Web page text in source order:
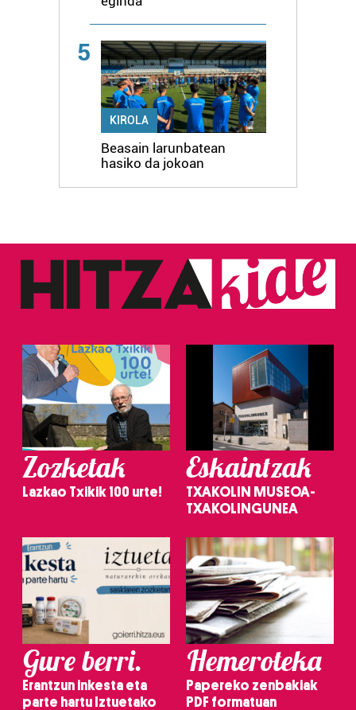
5
KIROLA
Beasain larunbatean
hasiko da jokoan
Zozketak
Lazkao Txikik 100 urte!
Eskaintzak
TXAKOLIN MUSEOA-
TXAKOLINGUNEA
Gure berri.
Erantzun inkesta eta
parte hartu Iztuetako
Hemeroteka
Papereko zenbakiak
PDF formatuan